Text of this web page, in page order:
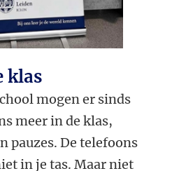
klas
mogen er sinds
meer in de klas,
pauzes. De telefoons
in je tas. Maar niet